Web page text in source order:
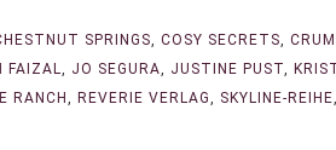
SPRINGS, COSY SECRETS,
FAIZAL, JO SEGURA, JUSTINE PUST,
RANCH, REVERIE VERLAG, SKYLINE-REIHE,